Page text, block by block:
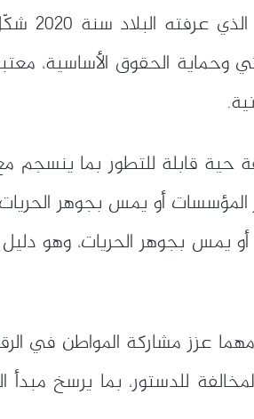
وفي
وحماية الحقوق الأساسية،
حية قابلة للتطور بما ينسجم
أو يمس بجوهر
أو يمس بجوهر الحريات، وهو
عزز مشاركة المواطن في
للدستور، بما يرسخ مبدأ